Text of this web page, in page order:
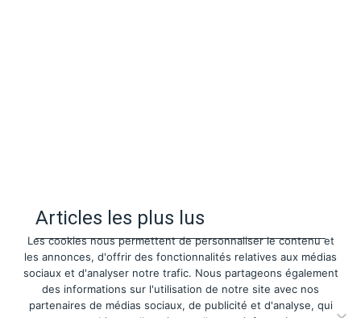
Articles les plus lus
Les cookies nous permettent de personnaliser le contenu et
les annonces, d'offrir des fonctionnalités relatives aux médias
sociaux et d'analyser notre trafic. Nous partageons également
des informations sur l'utilisation de notre site avec nos
partenaires de médias sociaux, de publicité et d'analyse, qui